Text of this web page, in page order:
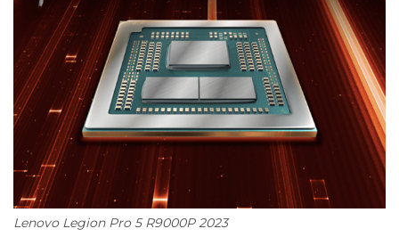
Lenovo Legion Pro 5 R9000P 2023